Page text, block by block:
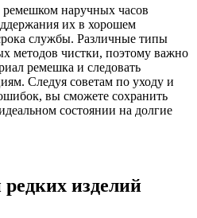
ремешком наручных часов
их в хорошем
службы. Различные типы
методов чистки, поэтому важно
ремешка и следовать
Следуя советам по уходу и
вы сможете сохранить
состоянии на долгие
изделий